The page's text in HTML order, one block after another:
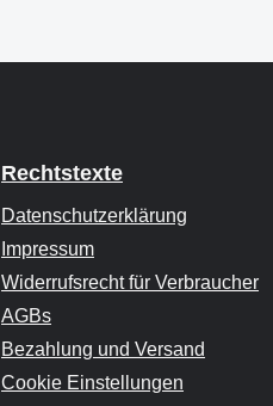
Rechtstexte
Datenschutzerklärung
Impressum
Widerrufsrecht für Verbraucher
AGBs
Bezahlung und Versand
Cookie Einstellungen